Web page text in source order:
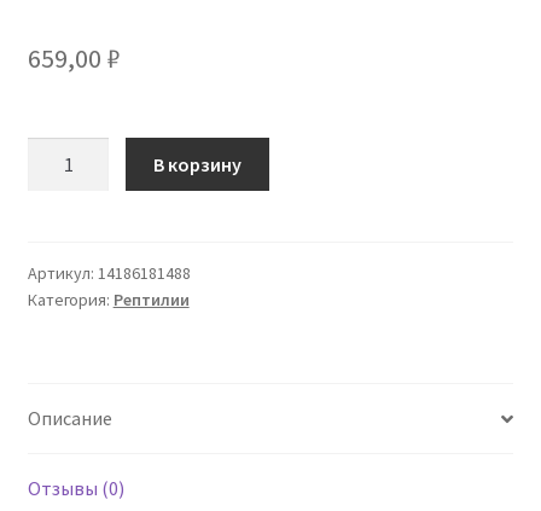
659,00 ₽
витаминно-
минеральный
50
В корзину
Артикул: 14186181488
Категория: Рептилии
Описание
Отзывы (0)